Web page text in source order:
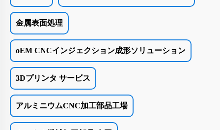
金属表面処理
oEM CNCインジェクション成形ソリューション
3Dプリンタ サービス
アルミニウムCNC加工部品工場